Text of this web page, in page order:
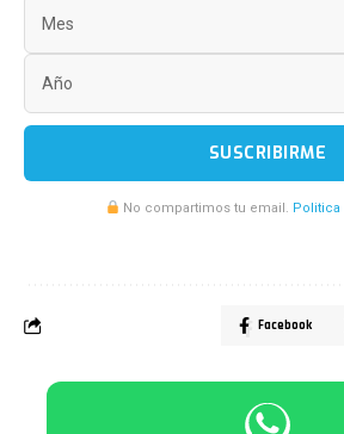
SUSCRIBIRME
No compartimos tu email. Politica
Facebook